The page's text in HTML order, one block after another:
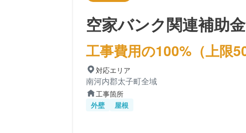
空家バンク関連補助金
工事費用の100%（上限
対応エリア
南河内郡太子町全域
工事箇所
外壁
屋根